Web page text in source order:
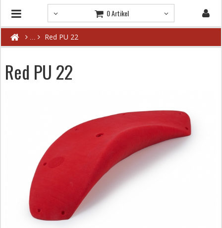
0 Artikel
Red PU 22
Red PU 22